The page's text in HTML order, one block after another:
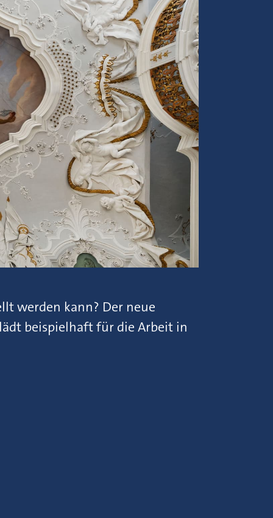
werden kann? Der neue
beispielhaft für die Arbeit in